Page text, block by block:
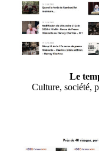
Le
Culture, société,